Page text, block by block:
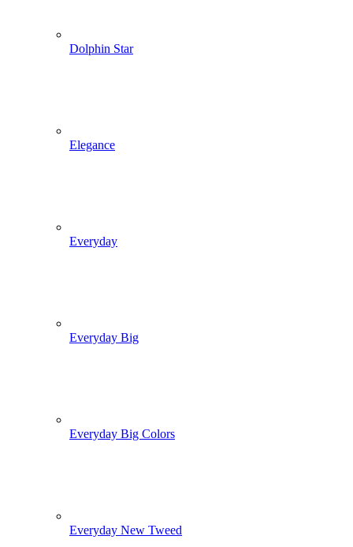
Dolphin Star
Elegance
Everyday
Everyday Big
Everyday Big Colors
Everyday New Tweed